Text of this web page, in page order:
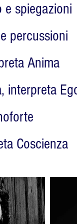
e spiegazioni
percussioni
Anima
interpreta
Coscienza